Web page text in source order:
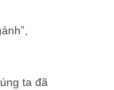
ta đã